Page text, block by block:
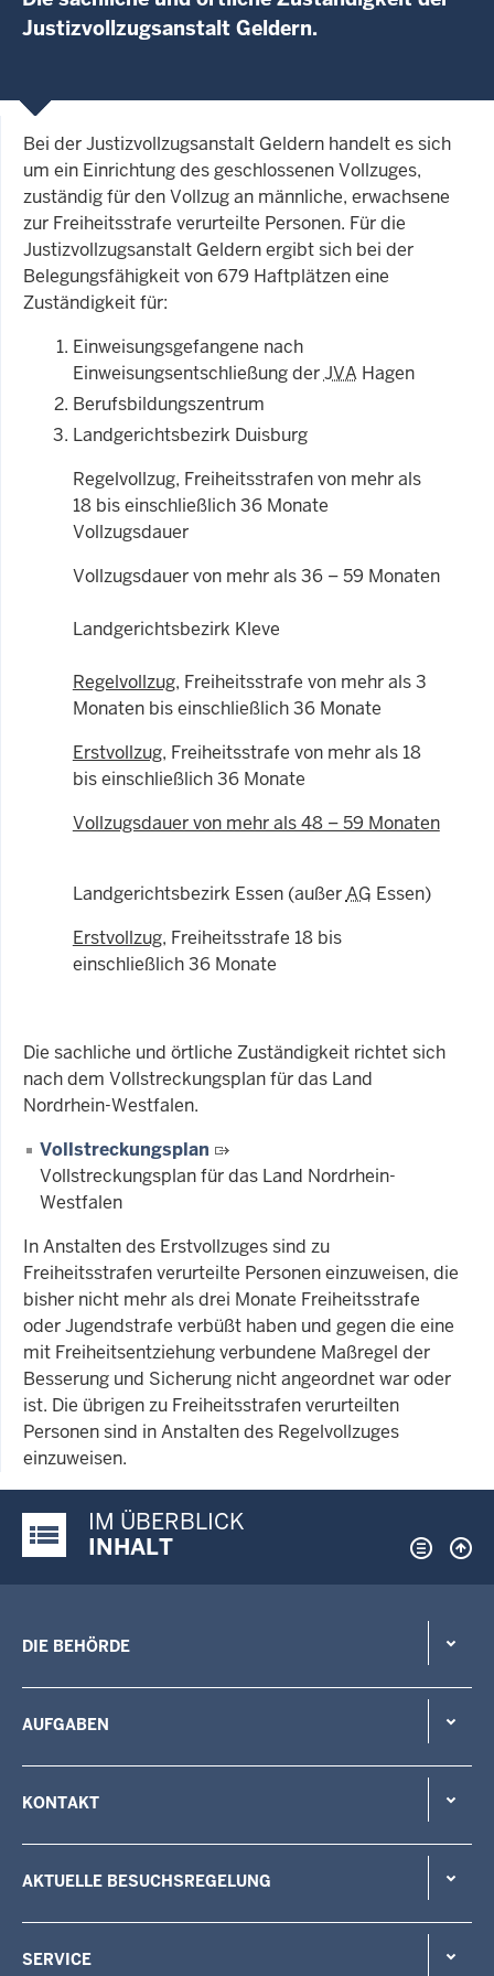
Justizvollzugsanstalt Geldern.
Bei der Justizvollzugsanstalt Geldern handelt es sich
um ein Einrichtung des geschlossenen Vollzuges,
zuständig für den Vollzug an männliche, erwachsene
zur Freiheitsstrafe verurteilte Personen. Für die
Justizvollzugsanstalt Geldern ergibt sich bei der
Belegungsfähigkeit von 679 Haftplätzen eine
Zuständigkeit für:
Einweisungsgefangene nach
Einweisungsentschließung derJVAHagen
Berufsbildungszentrum
Landgerichtsbezirk Duisburg
Regelvollzug, Freiheitsstrafen von mehr als
18 bis einschließlich 36 Monate
Vollzugsdauer
Vollzugsdauer von mehr als 36 – 59 Monaten
Landgerichtsbezirk Kleve
Regelvollzug, Freiheitsstrafe von mehr als 3
Monaten bis einschließlich 36 Monate
Erstvollzug, Freiheitsstrafe von mehr als 18
bis einschließlich 36 Monate
Vollzugsdauer von mehr als 48 – 59 Monaten
Landgerichtsbezirk Essen (außerAG Essen)
Erstvollzug, Freiheitsstrafe 18 bis
einschließlich 36 Monate
Die sachliche und örtliche Zuständigkeit richtet sich
nach dem Vollstreckungsplan für das Land
Nordrhein-Westfalen.
Vollstreckungsplan
Vollstreckungsplan für das Land Nordrhein-
Westfalen
In Anstalten des Erstvollzuges sind zu
Freiheitsstrafen verurteilte Personen einzuweisen, die
bisher nicht mehr als drei Monate Freiheitsstrafe
oder Jugendstrafe verbüßt haben und gegen die eine
mit Freiheitsentziehung verbundene Maßregel der
Besserung und Sicherung nicht angeordnet war oder
ist. Die übrigen zu Freiheitsstrafen verurteilten
Personen sind in Anstalten des Regelvollzuges
einzuweisen.
Justiz-Portal im Überblick:
IM ÜBERBLICK
INHALT
DIE BEHÖRDE
AUFGABEN
KONTAKT
AKTUELLE BESUCHSREGELUNG
SERVICE